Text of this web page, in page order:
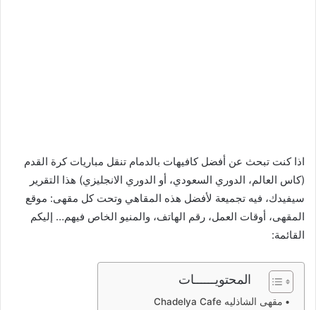
اذا كنت تبحث عن أفضل كافيهات بالدمام تنقل مباريات كرة القدم
(كاس العالم، الدوري السعودي، أو الدوري الانجليزي) هذا التقرير
سيفيدك، فيه تجميعة لأفضل هذه المقاهي وتحت كل مقهى: موقع
المقهى، أوقات العمل، رقم الهاتف، والمنيو الخاص فيهم… إليكم
القائمة:
المحتويــــــات
مقهى الشاذليه Chadelya Cafe